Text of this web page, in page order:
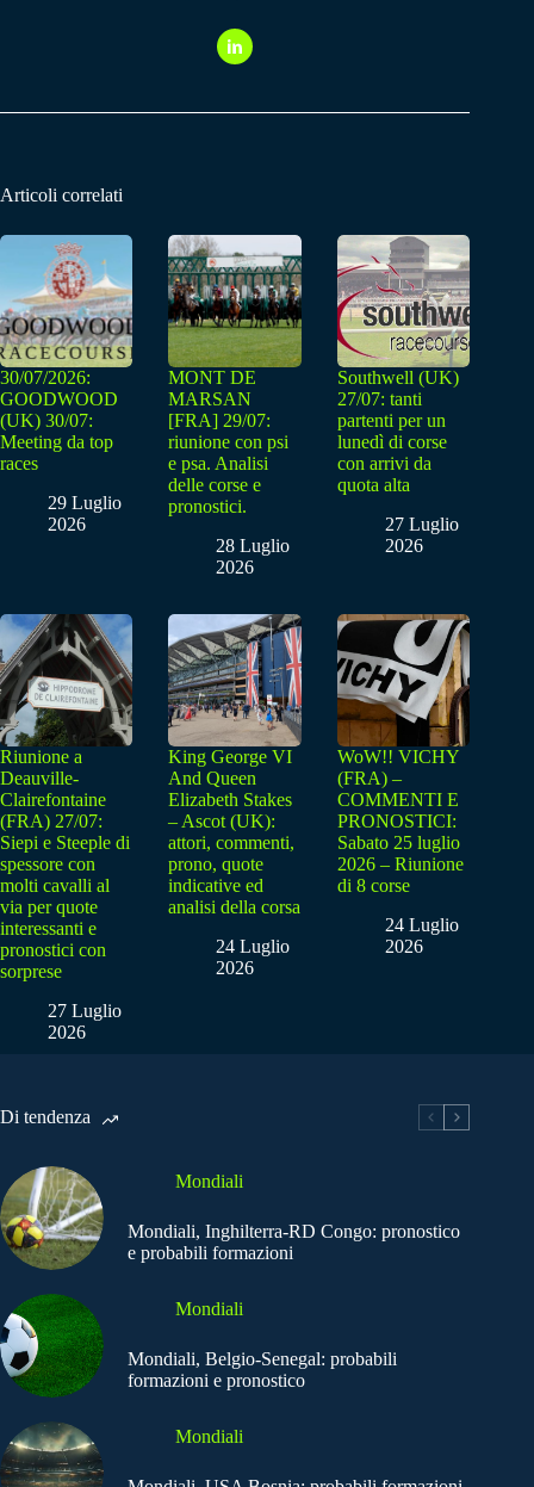
Articoli correlati
30/07/2026:
GOODWOOD
(UK) 30/07:
Meeting da top
races
29 Luglio
2026
MONT DE
MARSAN
[FRA] 29/07:
riunione con psi
e psa. Analisi
delle corse e
pronostici.
28 Luglio
2026
Southwell (UK)
27/07: tanti
partenti per un
lunedì di corse
con arrivi da
quota alta
27 Luglio
2026
Riunione a
Deauville-
Clairefontaine
(FRA) 27/07:
Siepi e Steeple di
spessore con
molti cavalli al
via per quote
interessanti e
pronostici con
sorprese
27 Luglio
2026
King George VI
And Queen
Elizabeth Stakes
– Ascot (UK):
attori, commenti,
prono, quote
indicative ed
analisi della corsa
24 Luglio
2026
WoW!! VICHY
(FRA) –
COMMENTI E
PRONOSTICI:
Sabato 25 luglio
2026 – Riunione
di 8 corse
24 Luglio
2026
Di tendenza
Mondiali
Mondiali, Inghilterra-RD Congo: pronostico
e probabili formazioni
Mondiali
Mondiali, Belgio-Senegal: probabili
formazioni e pronostico
Mondiali